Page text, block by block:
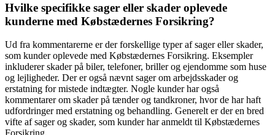
Hvilke specifikke sager eller skader oplevede
kunderne med Købstædernes Forsikring?
Ud fra kommentarerne er der forskellige typer af sager eller skader,
som kunder oplevede med Købstædernes Forsikring. Eksempler
inkluderer skader på biler, telefoner, briller og ejendomme som huse
og lejligheder. Der er også nævnt sager om arbejdsskader og
erstatning for mistede indtægter. Nogle kunder har også
kommentarer om skader på tænder og tandkroner, hvor de har haft
udfordringer med erstatning og behandling. Generelt er der en bred
vifte af sager og skader, som kunder har anmeldt til Købstædernes